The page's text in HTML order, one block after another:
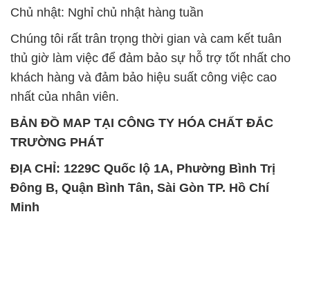
Chủ nhật: Nghỉ chủ nhật hàng tuần
Chúng tôi rất trân trọng thời gian và cam kết tuân
thủ giờ làm việc để đảm bảo sự hỗ trợ tốt nhất cho
khách hàng và đảm bảo hiệu suất công việc cao
nhất của nhân viên.
BẢN ĐỒ MAP TẠI CÔNG TY HÓA CHẤT ĐẮC
TRƯỜNG PHÁT
ĐỊA CHỈ: 1229C Quốc lộ 1A, Phường Bình Trị
Đông B, Quận Bình Tân, Sài Gòn TP. Hồ Chí
Minh